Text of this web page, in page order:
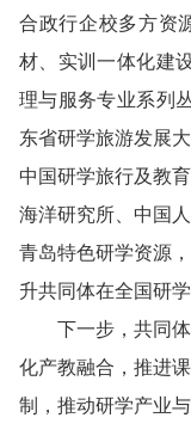
合政行企校多方资
材、实训一体化建
理与服务专业系列
东省研学旅游发展
中国研学旅行及教
海洋研究所、中国
青岛特色研学资源
升共同体在全国研
下一步，共同
化产教融合，推进
制，推动研学产业